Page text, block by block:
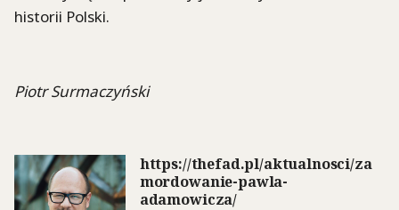
historii Polski.
Piotr Surmaczyński
https://thefad.pl/aktualnosci/za
mordowanie-pawla-
adamowicza/